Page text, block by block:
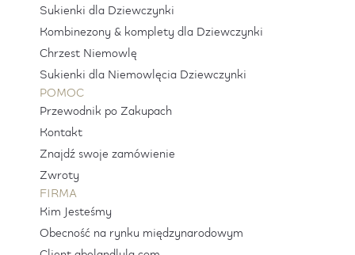
Sukienki dla Dziewczynki
Kombinezony & komplety dla Dziewczynki
Chrzest Niemowlę
Sukienki dla Niemowlęcia Dziewczynki
POMOC
Przewodnik po Zakupach
Kontakt
Znajdź swoje zamówienie
Zwroty
FIRMA
Kim Jesteśmy
Obecność na rynku międzynarodowym